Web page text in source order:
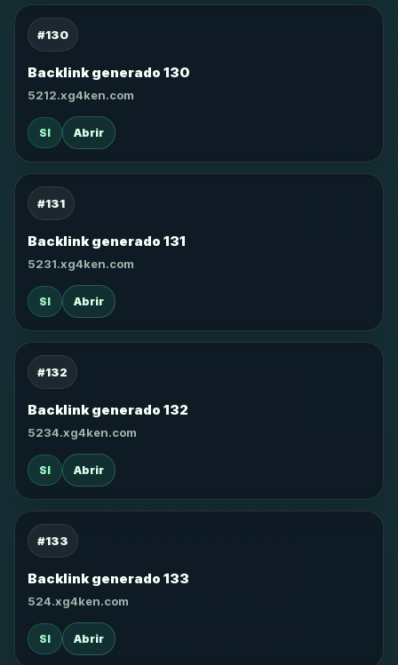
#130
Backlink generado 130
5212.xg4ken.com
SI Abrir
#131
Backlink generado 131
5231.xg4ken.com
SI Abrir
#132
Backlink generado 132
5234.xg4ken.com
SI Abrir
#133
Backlink generado 133
524.xg4ken.com
SI Abrir